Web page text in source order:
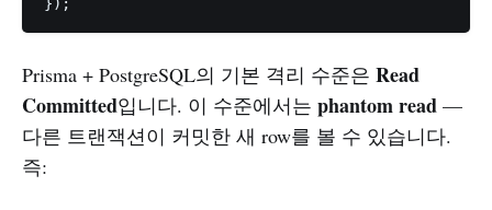
Prisma + PostgreSQL의 기본 격리 수준은 Read
Committed입니다. 이 수준에서는 phantom read —
다른 트랜잭션이 커밋한 새 row를 볼 수 있습니다.
즉: